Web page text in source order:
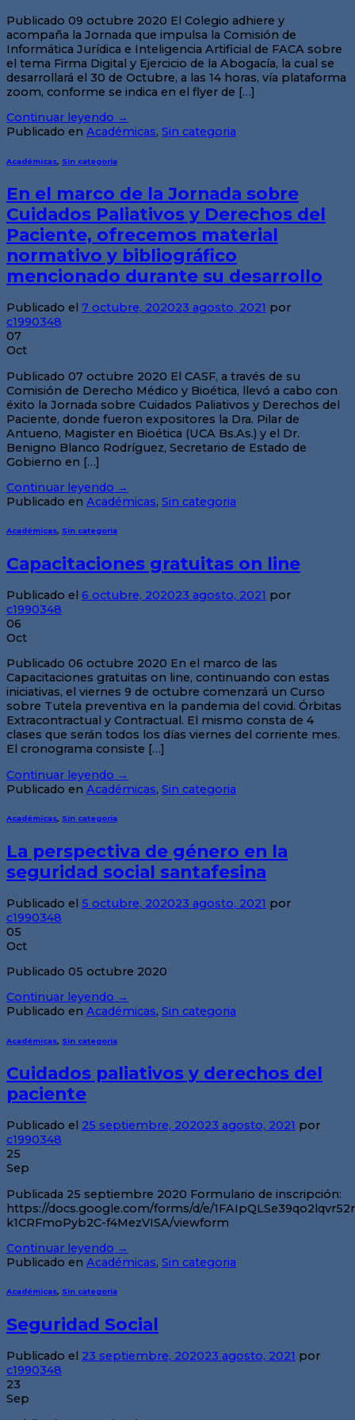
Publicado 09 octubre 2020 El Colegio adhiere y
acompaña la Jornada que impulsa la Comisión de
Informática Jurídica e Inteligencia Artificial de FACA sobre
el tema Firma Digital y Ejercicio de la Abogacía, la cual se
desarrollará el 30 de Octubre, a las 14 horas, vía plataforma
zoom, conforme se indica en el flyer de […]
Continuar leyendo →
Publicado en Académicas, Sin categoria
Académicas Sin categoria
En el marco de la Jornada sobre
Cuidados Paliativos y Derechos del
Paciente, ofrecemos material
normativo y bibliográfico
mencionado durante su desarrollo
Publicado el 7 octubre, 202023 agosto, 2021 por
c1990348
07
Oct
Publicado 07 octubre 2020 El CASF, a través de su
Comisión de Derecho Médico y Bioética, llevó a cabo con
éxito la Jornada sobre Cuidados Paliativos y Derechos del
Paciente, donde fueron expositores la Dra. Pilar de
Antueno, Magister en Bioética (UCA Bs.As.) y el Dr.
Benigno Blanco Rodríguez, Secretario de Estado de
Gobierno en […]
Continuar leyendo →
Publicado en Académicas, Sin categoria
Académicas, Sin categoria
Capacitaciones gratuitas on line
Publicado el 6 octubre, 202023 agosto, 2021 por
c1990348
06
Oct
Publicado 06 octubre 2020 En el marco de las
Capacitaciones gratuitas on line, continuando con estas
iniciativas, el viernes 9 de octubre comenzará un Curso
sobre Tutela preventiva en la pandemia del covid. Órbitas
Extracontractual y Contractual. El mismo consta de 4
clases que serán todos los días viernes del corriente mes.
El cronograma consiste […]
Continuar leyendo →
Publicado en Académicas, Sin categoria
Académicas Sin categoria
La perspectiva de género en la
seguridad social santafesina
Publicado el 5 octubre, 202023 agosto, 2021 por
c1990348
05
Oct
Publicado 05 octubre 2020
Continuar leyendo →
Publicado en Académicas, Sin categoria
Académicas Sin categoria
Cuidados paliativos y derechos del
paciente
Publicado el 25 septiembre, 202023 agosto, 2021 por
c1990348
25
Sep
Publicada 25 septiembre 2020 Formulario de inscripción:
https://docs.google.com/forms/d/e/
k1CRFmoPyb2C-f4MezVISA/viewform
Continuar leyendo →
Publicado en Académicas, Sin categoria
Académicas, Sin categoria
Seguridad Social
Publicado el 23 septiembre, 202023 agosto, 2021 por
c1990348
23
Sep